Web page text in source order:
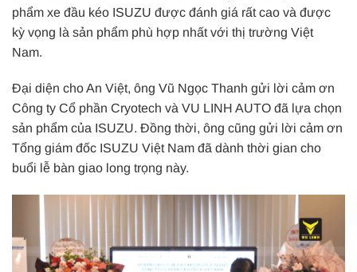
phẩm xe đầu kéo ISUZU được đánh giá rất cao và được
kỳ vọng là sản phẩm phù hợp nhất với thị trường Việt
Nam.
Đại diện cho An Việt, ông Vũ Ngọc Thanh gửi lời cảm ơn
Công ty Cổ phần Cryotech và VU LINH AUTO đã lựa chọn
sản phẩm của ISUZU. Đồng thời, ông cũng gửi lời cảm ơn
Tổng giám đốc ISUZU Việt Nam đã dành thời gian cho
buổi lễ bàn giao long trọng này.